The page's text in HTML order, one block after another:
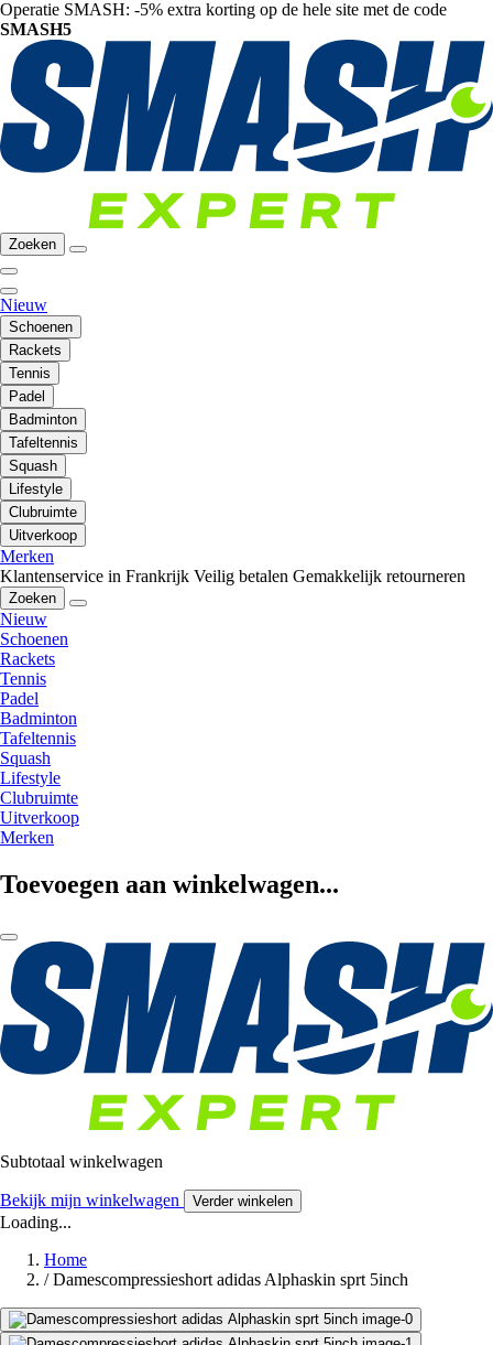
Operatie SMASH: -5% extra korting op de hele site met de code
SMASH5
Zoeken
Nieuw
Schoenen
Rackets
Tennis
Padel
Badminton
Tafeltennis
Squash
Lifestyle
Clubruimte
Uitverkoop
Merken
Klantenservice in Frankrijk Veilig betalen Gemakkelijk retourneren
Zoeken
Nieuw
Schoenen
Rackets
Tennis
Padel
Badminton
Tafeltennis
Squash
Lifestyle
Clubruimte
Uitverkoop
Merken
Toevoegen aan winkelwagen...
Subtotaal winkelwagen
Bekijk mijn winkelwagen Verder winkelen
Loading...
Home
/ Damescompressieshort adidas Alphaskin sprt 5inch